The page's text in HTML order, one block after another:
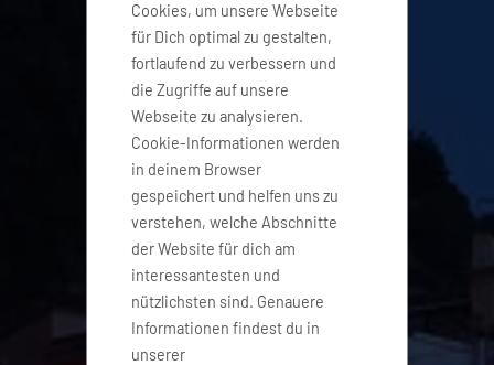
Cookies, um unsere Webseite
für Dich optimal zu gestalten,
fortlaufend zu verbessern und
die Zugriffe auf unsere
Webseite zu analysieren.
Cookie-Informationen werden
in deinem Browser
gespeichert und helfen uns zu
verstehen, welche Abschnitte
der Website für dich am
interessantesten und
nützlichsten sind. Genauere
Informationen findest du in
unserer